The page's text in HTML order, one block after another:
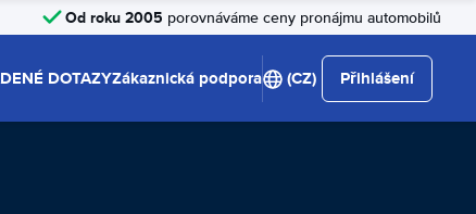
Od roku 2005 porovnáváme ceny pronájmu automobilů
DOTAZYZákaznická podpora (CZ) Přihlášení